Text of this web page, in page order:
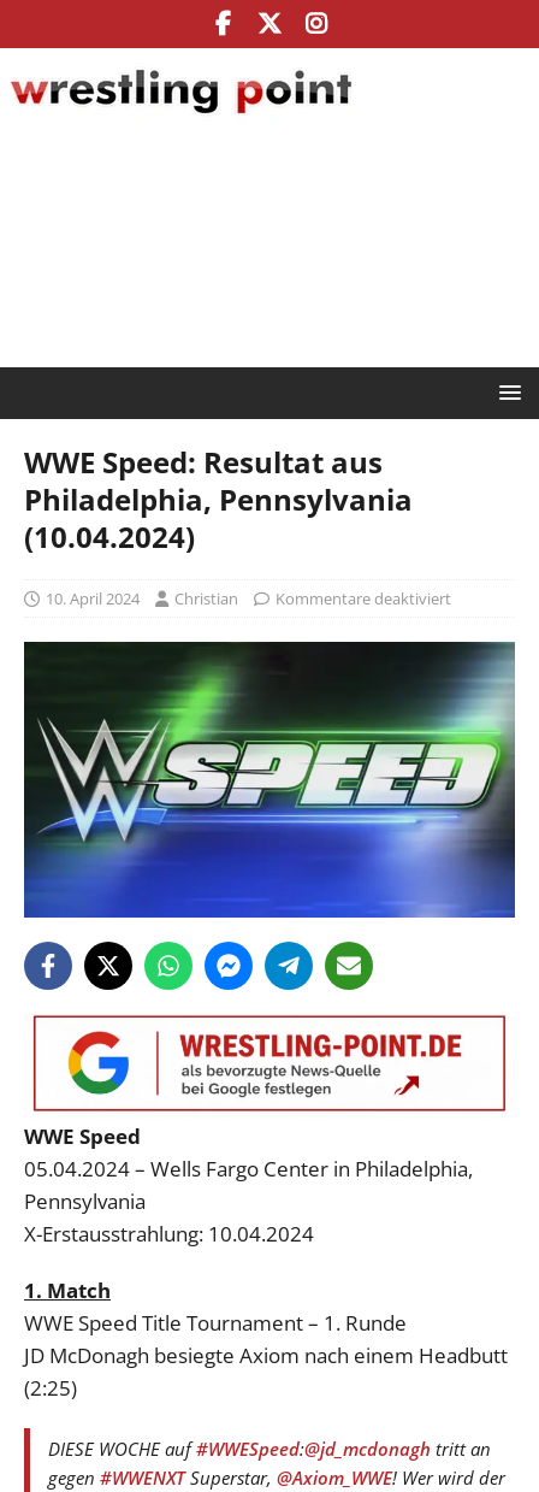
WWE Speed: Resultat aus
Philadelphia, Pennsylvania
(10.04.2024)
10. April 2024 Christian Kommentare deaktiviert
WWE Speed
05.04.2024 – Wells Fargo Center in Philadelphia,
Pennsylvania
X-Erstausstrahlung: 10.04.2024
1. Match
WWE Speed Title Tournament – 1. Runde
JD McDonagh besiegte Axiom nach einem Headbutt
(2:25)
DIESE WOCHE auf#WWESpeed:@jd_mcdonagh tritt an
gegen #WWENXTSuperstar, @Axiom_WWE! Wer wird der